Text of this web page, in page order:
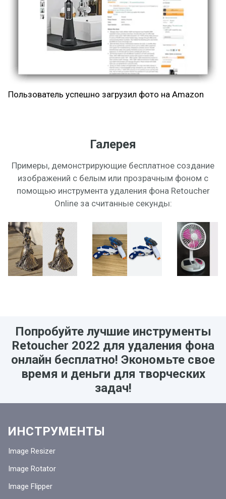
Пользователь успешно загрузил фото на Amazon
Галерея
Примеры, демонстрирующие бесплатное создание
изображений с белым или прозрачным фоном с
помощью инструмента удаления фона Retoucher
Online за считанные секунды:
Попробуйте лучшие инструменты
Retoucher 2022 для удаления фона
онлайн бесплатно! Экономьте свое
время и деньги для творческих
задач!
ИНСТРУМЕНТЫ
Image Resizer
Image Rotator
Image Flipper